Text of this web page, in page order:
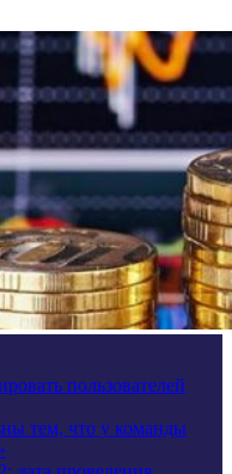
пользователей
тем, что у команды